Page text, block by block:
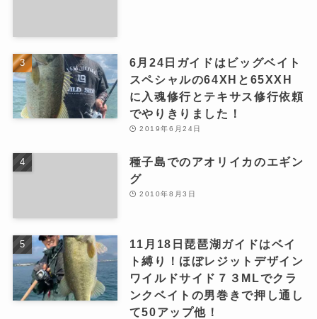
6月24日ガイドはビッグベイト
スペシャルの64XHと65XXH
に入魂修行とテキサス修行依頼
でやりきりました！
2019年6月24日
種子島でのアオリイカのエギン
グ
2010年8月3日
11月18日琵琶湖ガイドはベイ
ト縛り！ほぼレジットデザイン
ワイルドサイド７３MLでクラ
ンクベイトの男巻きで押し通し
て50アップ他！